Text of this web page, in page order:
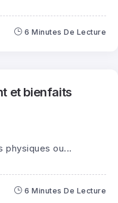
6 Minutes De Lecture
et bienfaits
physiques ou...
6 Minutes De Lecture